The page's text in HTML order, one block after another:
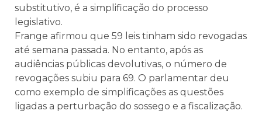
substitutivo, é a simplificação do processo
legislativo.
Frange afirmou que 59 leis tinham sido revogadas
até semana passada. No entanto, após as
audiências públicas devolutivas, o número de
revogações subiu para 69. O parlamentar deu
como exemplo de simplificações as questões
ligadas a perturbação do sossego e a fiscalização.